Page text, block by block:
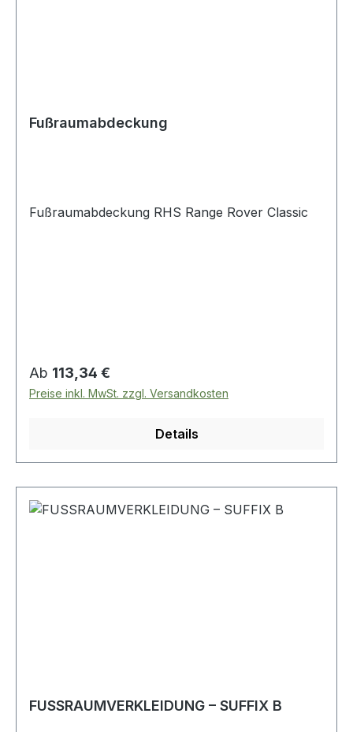
Fußraumabdeckung
Fußraumabdeckung RHS Range Rover Classic
Regulärer Preis:
Ab 113,34 €
Preise inkl. MwSt. zzgl. Versandkosten
Details
FUSSRAUMVERKLEIDUNG – SUFFIX B